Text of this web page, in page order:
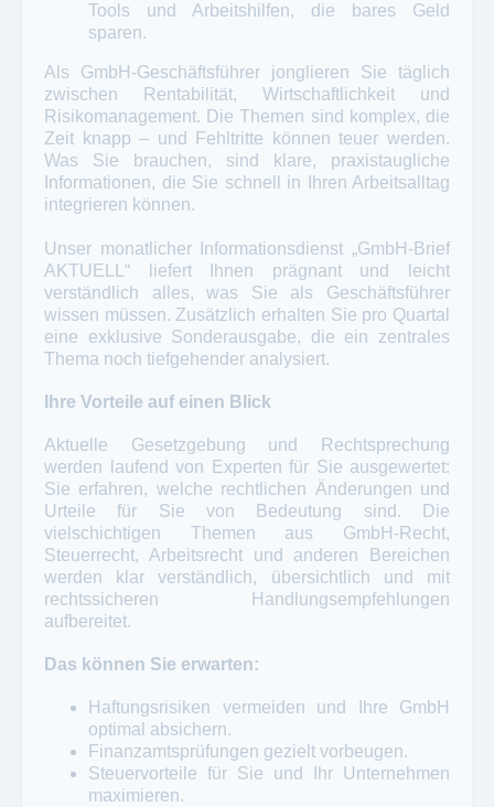
Tools und Arbeitshilfen, die bares Geld
sparen.
Als GmbH-Geschäftsführer jonglieren Sie täglich
zwischen Rentabilität, Wirtschaftlichkeit und
Risikomanagement. Die Themen sind komplex, die
Zeit knapp – und Fehltritte können teuer werden.
Was Sie brauchen, sind klare, praxistaugliche
Informationen, die Sie schnell in Ihren Arbeitsalltag
integrieren können.
Unser monatlicher Informationsdienst „GmbH-Brief
AKTUELL“ liefert Ihnen prägnant und leicht
verständlich alles, was Sie als Geschäftsführer
wissen müssen. Zusätzlich erhalten Sie pro Quartal
eine exklusive Sonderausgabe, die ein zentrales
Thema noch tiefgehender analysiert.
Ihre Vorteile auf einen Blick
Aktuelle Gesetzgebung und Rechtsprechung
werden laufend von Experten für Sie ausgewertet:
Sie erfahren, welche rechtlichen Änderungen und
Urteile für Sie von Bedeutung sind. Die
vielschichtigen Themen aus GmbH-Recht,
Steuerrecht, Arbeitsrecht und anderen Bereichen
werden klar verständlich, übersichtlich und mit
rechtssicheren Handlungsempfehlungen
aufbereitet.
Das können Sie erwarten:
Haftungsrisiken vermeiden und Ihre GmbH
optimal absichern.
Finanzamtsprüfungen gezielt vorbeugen.
Steuervorteile für Sie und Ihr Unternehmen
maximieren.